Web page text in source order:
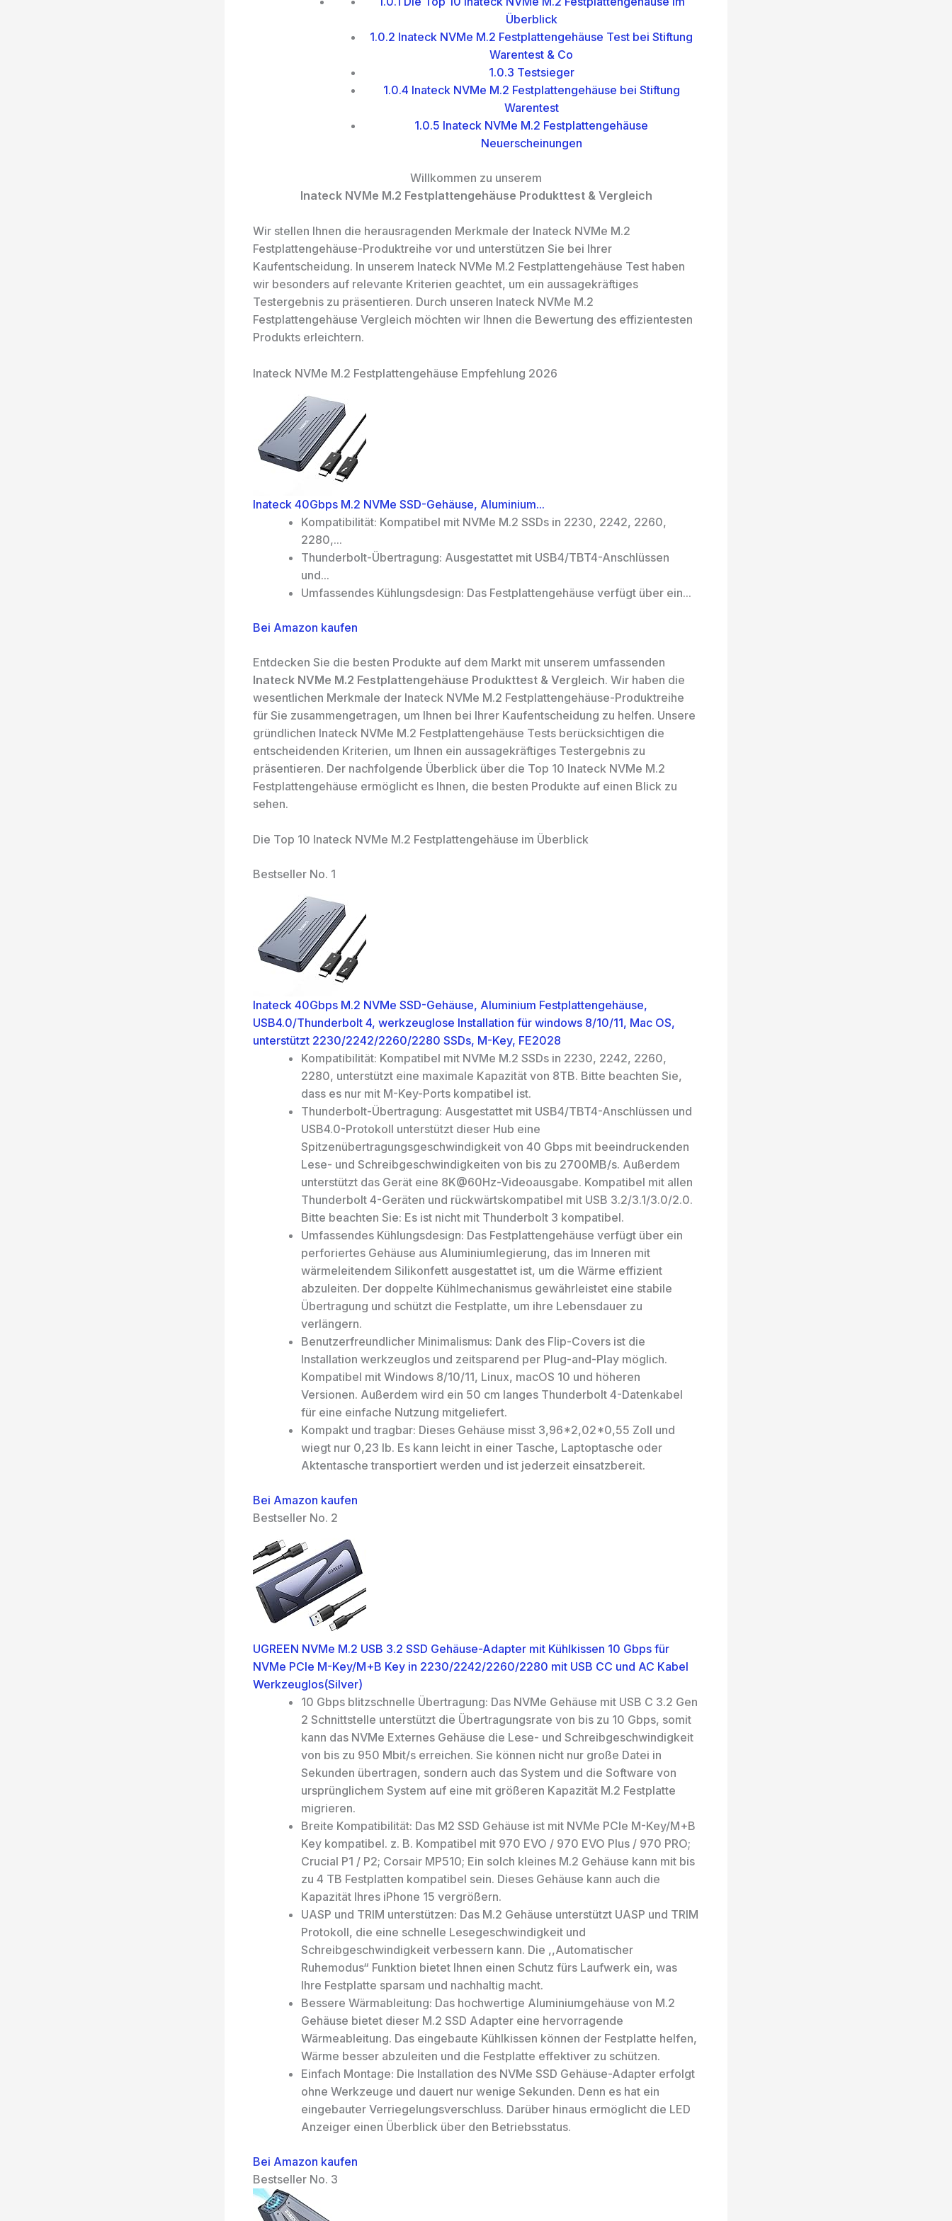
Überblick
1.0.2 Inateck NVMe M.2 Festplattengehäuse Test bei Stiftung
Warentest & Co
1.0.3 Testsieger
1.0.4 Inateck NVMe M.2 Festplattengehäuse bei Stiftung
Warentest
1.0.5 Inateck NVMe M.2 Festplattengehäuse
Neuerscheinungen
Willkommen zu unserem
Inateck NVMe M.2 Festplattengehäuse Produkttest & Vergleich
Wir stellen Ihnen die herausragenden Merkmale der Inateck NVMe M.2
Festplattengehäuse-Produktreihe vor und unterstützen Sie bei Ihrer
Kaufentscheidung. In unserem Inateck NVMe M.2 Festplattengehäuse Test haben
wir besonders auf relevante Kriterien geachtet, um ein aussagekräftiges
Testergebnis zu präsentieren. Durch unseren Inateck NVMe M.2
Festplattengehäuse Vergleich möchten wir Ihnen die Bewertung des effizientesten
Produkts erleichtern.
Inateck NVMe M.2 Festplattengehäuse Empfehlung 2026
Inateck 40Gbps M.2 NVMe SSD-Gehäuse, Aluminium...
Kompatibilität: Kompatibel mit NVMe M.2 SSDs in 2230, 2242, 2260,
2280,...
Thunderbolt-Übertragung: Ausgestattet mit USB4/TBT4-Anschlüssen
und...
Umfassendes Kühlungsdesign: Das Festplattengehäuse verfügt über ein...
Bei Amazon kaufen
Entdecken Sie die besten Produkte auf dem Markt mit unserem umfassenden
Inateck NVMe M.2 Festplattengehäuse Produkttest & Vergleich. Wir haben die
wesentlichen Merkmale der Inateck NVMe M.2 Festplattengehäuse-Produktreihe
für Sie zusammengetragen, um Ihnen bei Ihrer Kaufentscheidung zu helfen. Unsere
gründlichen Inateck NVMe M.2 Festplattengehäuse Tests berücksichtigen die
entscheidenden Kriterien, um Ihnen ein aussagekräftiges Testergebnis zu
präsentieren. Der nachfolgende Überblick über die Top 10 Inateck NVMe M.2
Festplattengehäuse ermöglicht es Ihnen, die besten Produkte auf einen Blick zu
sehen.
Die Top 10 Inateck NVMe M.2 Festplattengehäuse im Überblick
Bestseller No. 1
Inateck 40Gbps M.2 NVMe SSD-Gehäuse, Aluminium Festplattengehäuse,
USB4.0/Thunderbolt 4, werkzeuglose Installation für windows 8/10/11, Mac OS,
unterstützt 2230/2242/2260/2280 SSDs, M-Key, FE2028
Kompatibilität: Kompatibel mit NVMe M.2 SSDs in 2230, 2242, 2260,
2280, unterstützt eine maximale Kapazität von 8TB. Bitte beachten Sie,
dass es nur mit M-Key-Ports kompatibel ist.
Thunderbolt-Übertragung: Ausgestattet mit USB4/TBT4-Anschlüssen und
USB4.0-Protokoll unterstützt dieser Hub eine
Spitzenübertragungsgeschwindigkeit von 40 Gbps mit beeindruckenden
Lese- und Schreibgeschwindigkeiten von bis zu 2700MB/s. Außerdem
unterstützt das Gerät eine 8K@60Hz-Videoausgabe. Kompatibel mit allen
Thunderbolt 4-Geräten und rückwärtskompatibel mit USB 3.2/3.1/3.0/2.0.
Bitte beachten Sie: Es ist nicht mit Thunderbolt 3 kompatibel.
Umfassendes Kühlungsdesign: Das Festplattengehäuse verfügt über ein
perforiertes Gehäuse aus Aluminiumlegierung, das im Inneren mit
wärmeleitendem Silikonfett ausgestattet ist, um die Wärme effizient
abzuleiten. Der doppelte Kühlmechanismus gewährleistet eine stabile
Übertragung und schützt die Festplatte, um ihre Lebensdauer zu
verlängern.
Benutzerfreundlicher Minimalismus: Dank des Flip-Covers ist die
Installation werkzeuglos und zeitsparend per Plug-and-Play möglich.
Kompatibel mit Windows 8/10/11, Linux, macOS 10 und höheren
Versionen. Außerdem wird ein 50 cm langes Thunderbolt 4-Datenkabel
für eine einfache Nutzung mitgeliefert.
Kompakt und tragbar: Dieses Gehäuse misst 3,96*2,02*0,55 Zoll und
wiegt nur 0,23 lb. Es kann leicht in einer Tasche, Laptoptasche oder
Aktentasche transportiert werden und ist jederzeit einsatzbereit.
Bei Amazon kaufen
Bestseller No. 2
UGREEN NVMe M.2 USB 3.2 SSD Gehäuse-Adapter mit Kühlkissen 10 Gbps für
NVMe PCIe M-Key/M+B Key in 2230/2242/2260/2280 mit USB CC und AC Kabel
Werkzeuglos(Silver)
10 Gbps blitzschnelle Übertragung: Das NVMe Gehäuse mit USB C 3.2 Gen
2 Schnittstelle unterstützt die Übertragungsrate von bis zu 10 Gbps, somit
kann das NVMe Externes Gehäuse die Lese- und Schreibgeschwindigkeit
von bis zu 950 Mbit/s erreichen. Sie können nicht nur große Datei in
Sekunden übertragen, sondern auch das System und die Software von
ursprünglichem System auf eine mit größeren Kapazität M.2 Festplatte
migrieren.
Breite Kompatibilität: Das M2 SSD Gehäuse ist mit NVMe PCIe M-Key/M+B
Key kompatibel. z. B. Kompatibel mit 970 EVO / 970 EVO Plus / 970 PRO;
Crucial P1 / P2; Corsair MP510; Ein solch kleines M.2 Gehäuse kann mit bis
zu 4 TB Festplatten kompatibel sein. Dieses Gehäuse kann auch die
Kapazität Ihres iPhone 15 vergrößern.
UASP und TRIM unterstützen: Das M.2 Gehäuse unterstützt UASP und TRIM
Protokoll, die eine schnelle Lesegeschwindigkeit und
Schreibgeschwindigkeit verbessern kann. Die ,,Automatischer
Ruhemodus“ Funktion bietet Ihnen einen Schutz fürs Laufwerk ein, was
Ihre Festplatte sparsam und nachhaltig macht.
Bessere Wärmableitung: Das hochwertige Aluminiumgehäuse von M.2
Gehäuse bietet dieser M.2 SSD Adapter eine hervorragende
Wärmeableitung. Das eingebaute Kühlkissen können der Festplatte helfen,
Wärme besser abzuleiten und die Festplatte effektiver zu schützen.
Einfach Montage: Die Installation des NVMe SSD Gehäuse-Adapter erfolgt
ohne Werkzeuge und dauert nur wenige Sekunden. Denn es hat ein
eingebauter Verriegelungsverschluss. Darüber hinaus ermöglicht die LED
Anzeiger einen Überblick über den Betriebsstatus.
Bei Amazon kaufen
Bestseller No. 3